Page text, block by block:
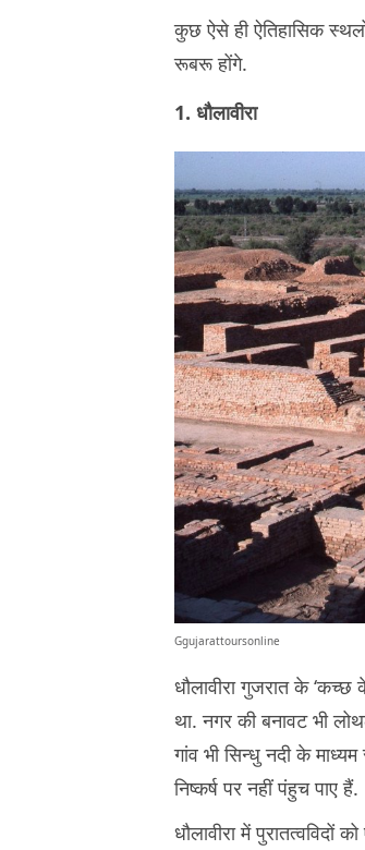
कुछ ऐसे ही ऐतिहासिक
रूबरू होंगे.
1. धौलावीरा
Ggujarattoursonline
धौलावीरा गुजरात के ‘कच्छ
था. नगर की बनावट भी
गांव भी सिन्धु नदी के
निष्कर्ष पर नहीं पंहुच पाए हैं.
धौलावीरा में पुरातत्वविदों